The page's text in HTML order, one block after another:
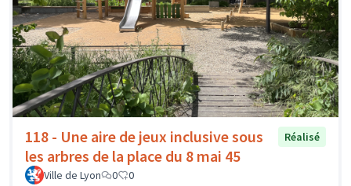
118 - Une aire de jeux inclusive sous
les arbres de la place du 8 mai 45
Réalisé
Ville de Lyon 0 0